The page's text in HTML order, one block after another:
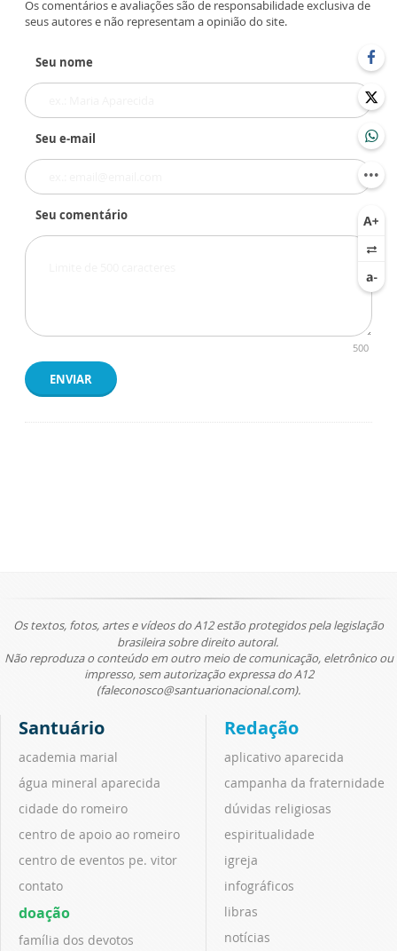
Os comentários e avaliações são de responsabilidade exclusiva de
seus autores e não representam a opinião do site.
Seu nome
Seu e-mail
Seu comentário
500
ENVIAR
Os textos, fotos, artes e vídeos do A12 estão protegidos pela legislação
brasileira sobre direito autoral.
Não reproduza o conteúdo em outro meio de comunicação, eletrônico ou
impresso, sem autorização expressa do A12
(faleconosco@santuarionacional.com).
Santuário
academia marial
água mineral aparecida
cidade do romeiro
centro de apoio ao romeiro
centro de eventos pe. vitor
contato
doação
família dos devotos
Redação
aplicativo aparecida
campanha da fraternidade
dúvidas religiosas
espiritualidade
igreja
infográficos
libras
notícias